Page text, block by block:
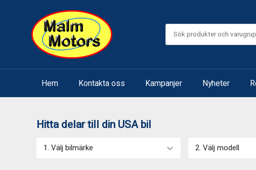
Hem Kontakta oss Kampanjer Nyheter
Hitta delar till din USA bil
1. Välj bilmärke 2. Välj modell